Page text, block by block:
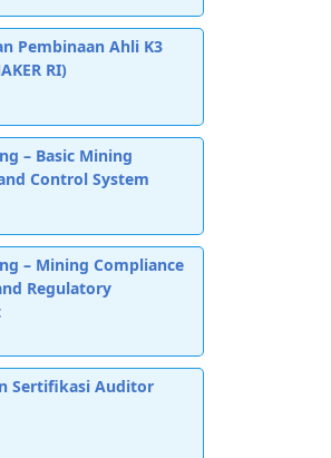
Pembinaan Ahli K3
RI)
– Basic Mining
Control System
– Mining Compliance
Regulatory
Sertifikasi Auditor